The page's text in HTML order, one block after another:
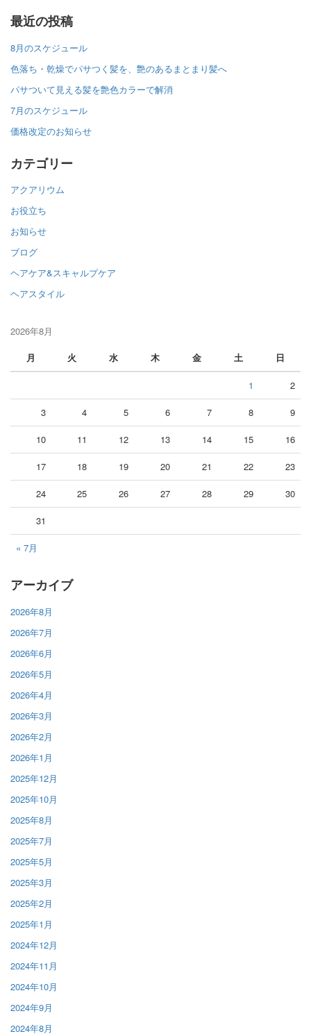
最近の投稿
8月のスケジュール
色落ち・乾燥でパサつく髪を、艶のあるまとまり髪へ
パサついて見える髪を艶色カラーで解消
7月のスケジュール
価格改定のお知らせ
カテゴリー
アクアリウム
お役立ち
お知らせ
ブログ
ヘアケア&スキャルプケア
ヘアスタイル
2026年8月
月
火 水 木 金 土 日
« 7月
1 2
3 4 5 6 7 8 9
10 11 12 13 14 15 16
17 18 19 20 21 22 23
24 25 26 27 28 29 30
31
アーカイブ
2026年8月
2026年7月
2026年6月
2026年5月
2026年4月
2026年3月
2026年2月
2026年1月
2025年12月
2025年10月
2025年8月
2025年7月
2025年5月
2025年3月
2025年2月
2025年1月
2024年12月
2024年11月
2024年10月
2024年9月
2024年8月